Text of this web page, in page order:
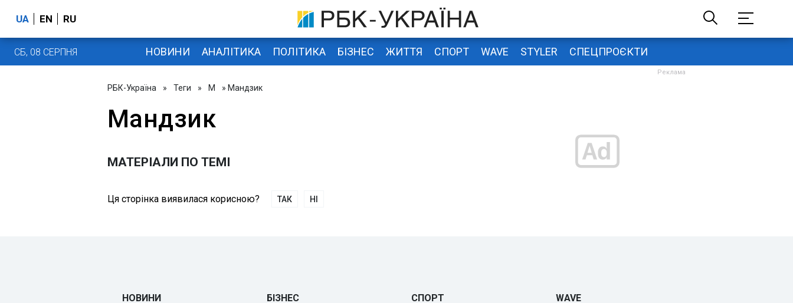
UA EN RU
СБ, 08 СЕРПНЯ НОВИНИ АНАЛІТИКА ПОЛІТИКА БІЗНЕС ЖИТТЯ СПОРТ WAVE STYLER СПЕЦПРОЄКТИ
РБК-Україна » Теги » М » Мандзик
Мандзик
МАТЕРІАЛИ ПО ТЕМІ
Ця сторінка виявилася корисною? ТАК НІ
НОВИНИ БІЗНЕС СПОРТ WAVE